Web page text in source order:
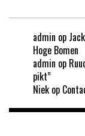
admin op
Hoge Bomen
admin op
pikt”
Niek op